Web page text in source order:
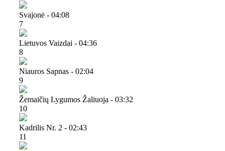
Svajonė - 04:08
7
Lietuvos Vaizdai - 04:36
8
Niauros Sapnas - 02:04
9
Žemaičių Lygumos Žaliuoja - 03:32
10
Kadrilis Nr. 2 - 02:43
11